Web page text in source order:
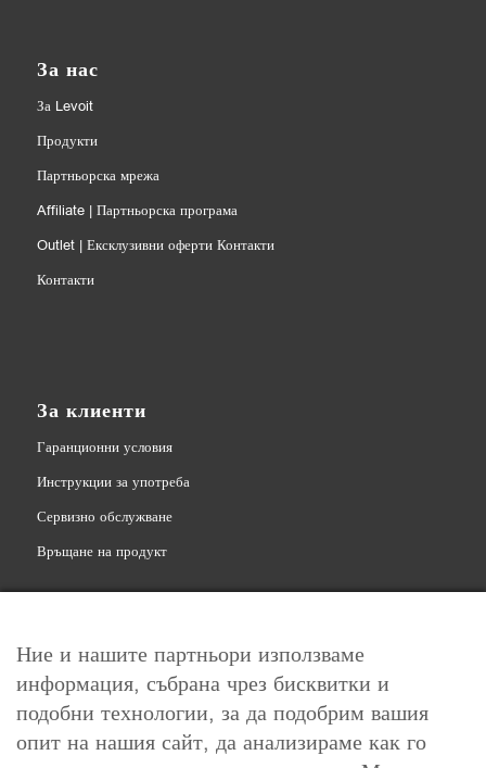
За нас
За Levoit
Продукти
Партньорска мрежа
Affiliate | Партньорска програма
Outlet | Ексклузивни оферти Контакти
Контакти
За клиенти
Гаранционни условия
Инструкции за употреба
Сервизно обслужване
Връщане на продукт
Свържете се с нас
info@levoit.bg
Ние и нашите партньори използваме
информация, събрана чрез бисквитки и
подобни технологии, за да подобрим вашия
опит на нашия сайт, да анализираме как го